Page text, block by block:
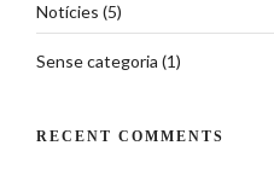
Notícies (5)
Sense categoria (1)
RECENT COMMENTS